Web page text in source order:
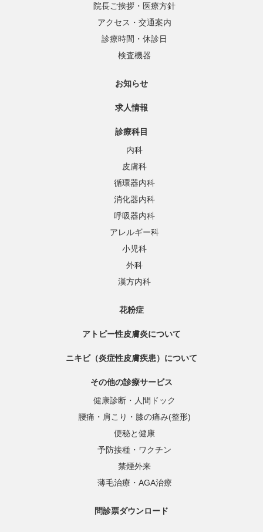
院長ご挨拶・医療方針
アクセス・交通案内
診療時間・休診日
検査機器
お知らせ
求人情報
診療科目
内科
皮膚科
循環器内科
消化器内科
呼吸器内科
アレルギー科
小児科
外科
漢方内科
花粉症
アトピー性皮膚炎について
ニキビ（炎症性皮膚疾患）について
その他の診療サービス
健康診断・人間ドック
腰痛・肩こり・膝の痛み(整形)
便秘と健康
予防接種・ワクチン
禁煙外来
薄毛治療・AGA治療
問診票ダウンロード